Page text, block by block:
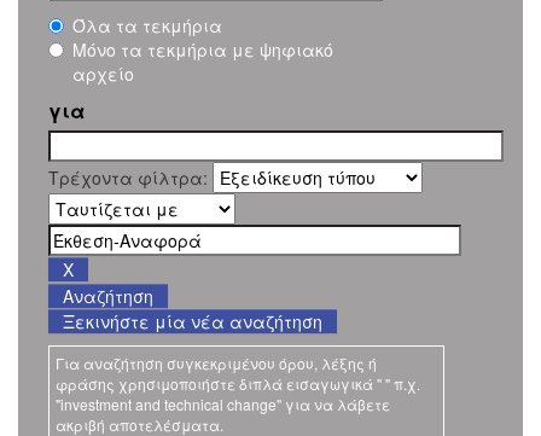
Όλα τα τεκμήρια
Μόνο τα τεκμήρια με ψηφιακό
αρχείο
για
Τρέχοντα φίλτρα:
Ξεκινήστε μία νέα αναζήτηση
Για αναζήτηση συγκεκριμένου όρου, λέξης ή
φράσης χρησιμοποιήστε διπλά εισαγωγικά " " π.χ.
"investment and technical change" για να λάβετε
ακριβή αποτελέσματα.